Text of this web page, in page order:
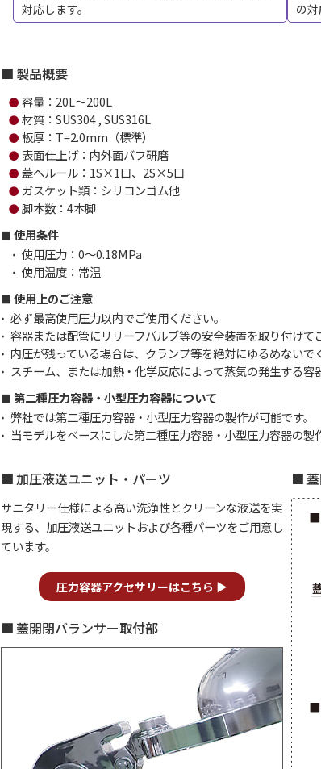
対応します。
の対
製品概要
● 容量：20L～200L
● 材質：SUS304 , SUS316L
● 板厚：T=2.0mm（標準）
● 表面仕上げ：内外面バフ研磨
● 蓋ヘルール：1S×1口、2S×5口
● ガスケット類：シリコンゴム他
● 脚本数：4本脚
使用条件
・ 使用圧力：0～0.18MPa
・ 使用温度：常温
使用上のご注意
・ 必ず最高使用圧力以内でご使用ください。
・ 容器または配管にリリーフバルブ等の安全装置を取り付けて
・ 内圧が残っている場合は、クランプ等を絶対にゆるめないで
・ スチーム、または加熱・化学反応によって蒸気の発生する容
第二種圧力容器・小型圧力容器について
・ 弊社では第二種圧力容器・小型圧力容器の製作が可能です。
・ 当モデルをベースにした第二種圧力容器・小型圧力容器の製
加圧液送ユニット・パーツ
サニタリー仕様による高い洗浄性とクリーンな液送を実
現する、加圧液送ユニットおよび各種パーツをご用意し
ています。
圧力容器アクセサリーはこちら
蓋開閉バランサー取付部